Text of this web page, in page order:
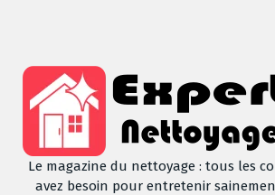
Le magazine du nettoyage : tous les
avez besoin pour entretenir